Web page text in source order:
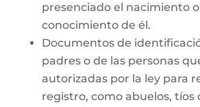
presenciado el nacimiento
conocimiento de él.
Documentos de
padres o de las personas
autorizadas por la ley para
registro, como abuelos, tíos